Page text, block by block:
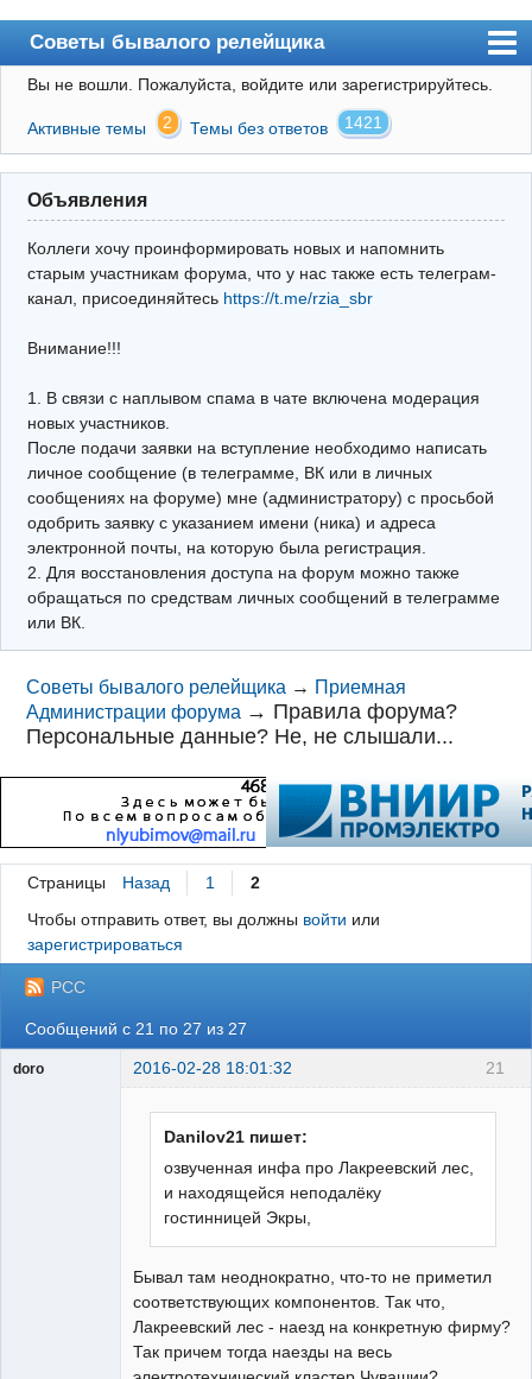
Советы бывалого релейщика
Форум
Правила
Поиск
Регистрация
Архив
Почта
Поиск релейщика
Видео РЗиА
Фотохостинг
Телеграм
Вы не вошли. Пожалуйста, войдите или зарегистрируйтесь.
Активные темы 2 Темы без ответов 1421
Объявления
Коллеги хочу проинформировать новых и напомнить
старым участникам форума, что у нас также есть телеграм-
канал, присоединяйтесь https://t.me/rzia_sbr
Внимание!!!
1. В связи с наплывом спама в чате включена модерация
новых участников.
После подачи заявки на вступление необходимо написать
личное сообщение (в телеграмме, ВК или в личных
сообщениях на форуме) мне (администратору) с просьбой
одобрить заявку с указанием имени (ника) и адреса
электронной почты, на которую была регистрация.
2. Для восстановления доступа на форум можно также
обращаться по средствам личных сообщений в телеграмме
или ВК.
Советы бывалого релейщика → Приемная
Администрации форума → Правила форума?
Персональные данные? Не, не слышали...
Страницы Назад 1
2
Чтобы отправить ответ, вы должны войти или
зарегистрироваться
РСС
Сообщений с 21 по 27 из 27
21
doro 2016-02-28 18:01:32
Danilov21 пишет:
озвученная инфа про Лакреевский лес,
и находящейся неподалёку
гостинницей Экры,
Бывал там неоднократно, что-то не приметил
соответствующих компонентов. Так что,
Лакреевский лес - наезд на конкретную фирму?
Так причем тогда наезды на весь